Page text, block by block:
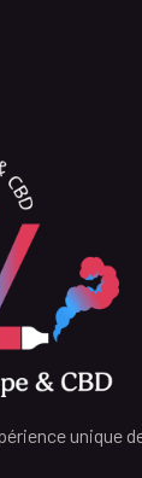
unique